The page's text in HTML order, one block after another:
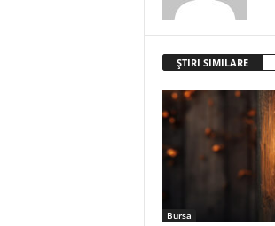
ȘTIRI SIMILARE
Bursa